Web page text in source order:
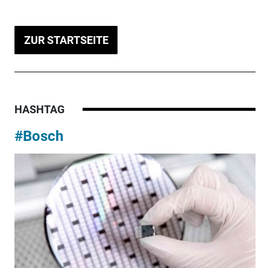
ZUR STARTSEITE
HASHTAG
#Bosch